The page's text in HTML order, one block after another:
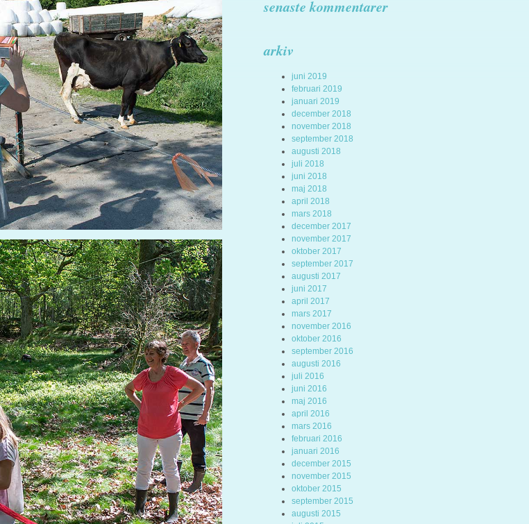
senaste kommentarer
arkiv
juni 2019
februari 2019
januari 2019
december 2018
november 2018
september 2018
augusti 2018
juli 2018
juni 2018
maj 2018
april 2018
mars 2018
december 2017
november 2017
oktober 2017
september 2017
augusti 2017
juni 2017
april 2017
mars 2017
november 2016
oktober 2016
september 2016
augusti 2016
juli 2016
juni 2016
maj 2016
april 2016
mars 2016
februari 2016
januari 2016
december 2015
november 2015
oktober 2015
september 2015
augusti 2015